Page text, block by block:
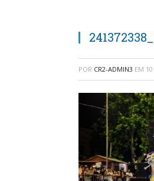
POR CR2-ADMIN3 EM